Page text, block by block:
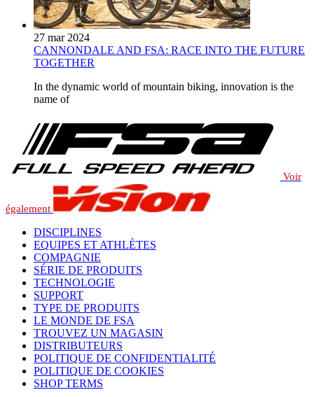
27 mar 2024
CANNONDALE AND FSA: RACE INTO THE FUTURE
TOGETHER
In the dynamic world of mountain biking, innovation is the
name of
Voir
également
DISCIPLINES
EQUIPES ET ATHLÈTES
COMPAGNIE
SÉRIE DE PRODUITS
TECHNOLOGIE
SUPPORT
TYPE DE PRODUITS
LE MONDE DE FSA
TROUVEZ UN MAGASIN
DISTRIBUTEURS
POLITIQUE DE CONFIDENTIALITÉ
POLITIQUE DE COOKIES
SHOP TERMS